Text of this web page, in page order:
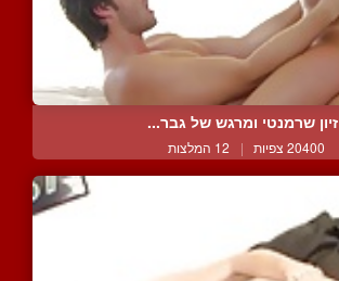
זיון שרמנטי ומרגש של גבר...
20400 צפיות | 12 המלצות